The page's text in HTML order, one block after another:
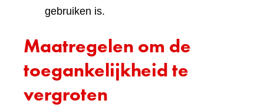
gebruiken is.
Maatregelen om de
toegankelijkheid te
vergroten